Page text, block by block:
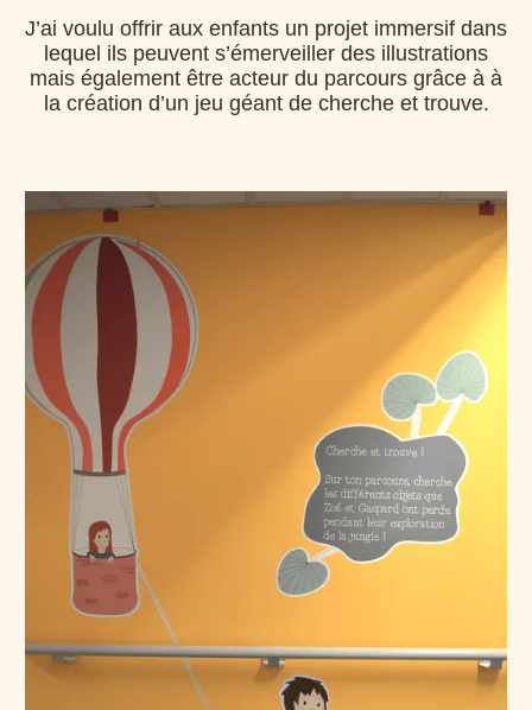
J’ai voulu offrir aux enfants un projet immersif dans
lequel ils peuvent s’émerveiller des illustrations
mais également être acteur du parcours grâce à à
la création d’un jeu géant de cherche et trouve.